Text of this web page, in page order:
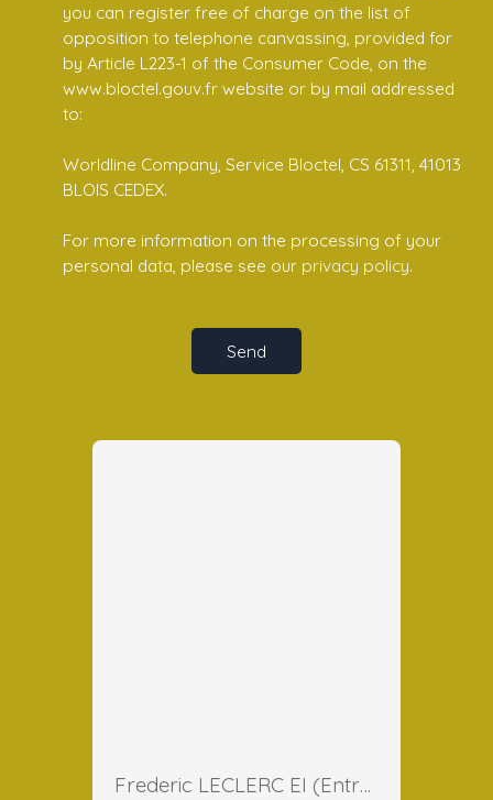
you can register free of charge on the list of
opposition to telephone canvassing, provided for
by Article L223-1 of the Consumer Code, on the
www.bloctel.gouv.fr website or by mail addressed
to:
Worldline Company, Service Bloctel, CS 61311, 41013
BLOIS CEDEX.
For more information on the processing of your
personal data, please see our privacy policy.
Send
Frederic LECLERC EI (Entreprise Individuelle)